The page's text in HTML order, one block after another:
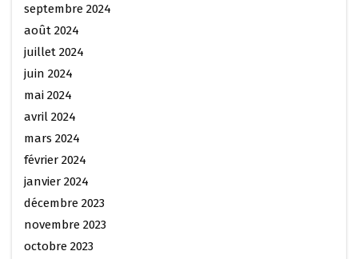
septembre 2024
août 2024
juillet 2024
juin 2024
mai 2024
avril 2024
mars 2024
février 2024
janvier 2024
décembre 2023
novembre 2023
octobre 2023